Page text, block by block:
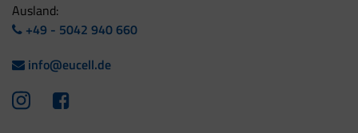
Ausland:
+49 - 5042 940 660
info@eucell.de